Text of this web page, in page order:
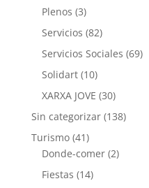
Plenos (3)
Servicios (82)
Servicios Sociales (69)
Solidart(10)
XARXA JOVE (30)
Sin categorizar(138)
Turismo(41)
Donde-comer(2)
Fiestas (14)